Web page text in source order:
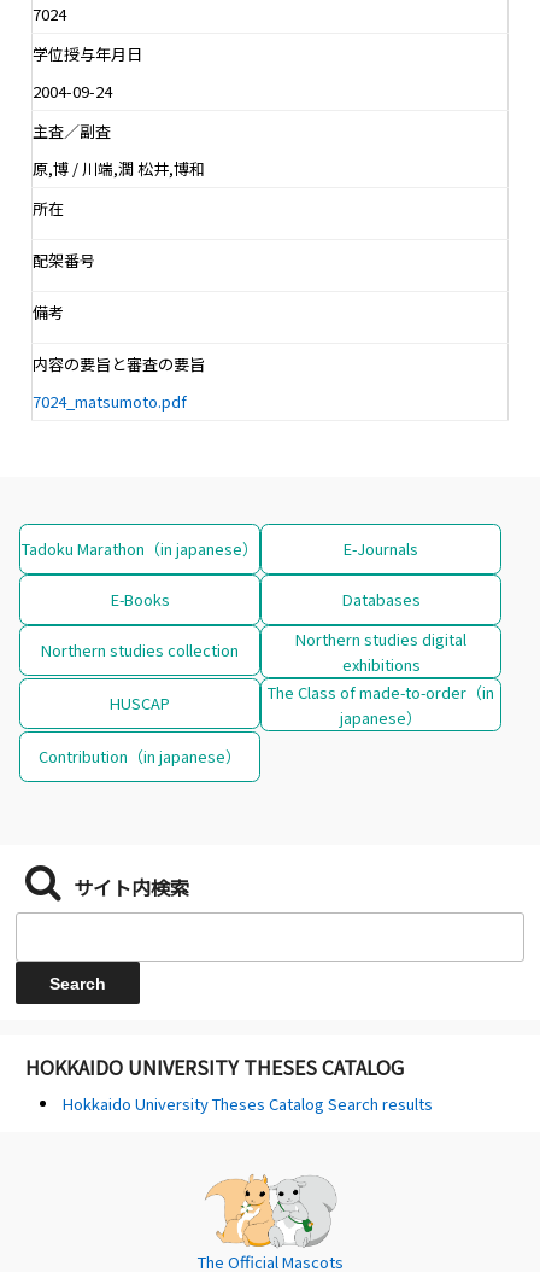
7024
学位授与年月日
2004-09-24
主査／副査
原,博 / 川端,潤 松井,博和
所在
配架番号
備考
内容の要旨と審査の要旨
7024_matsumoto.pdf
Tadoku Marathon（in japanese） E-Journals
E-Books Databases
Northern studies collection
Northern studies digital
exhibitions
HUSCAP
The Class of made-to-order（in
japanese）
Contribution（in japanese）
サイト内検索
HOKKAIDO UNIVERSITY THESES CATALOG
Hokkaido University Theses Catalog Search results
The Official Mascots